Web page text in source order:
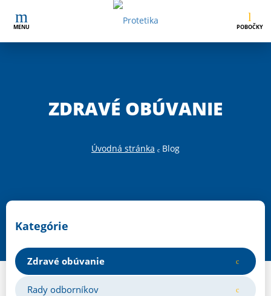
ZDRAVÉ OBÚVANIE
Úvodná stránka Blog
Kategórie
Zdravé obúvanie
Rady odborníkov
MENU POBOČKY